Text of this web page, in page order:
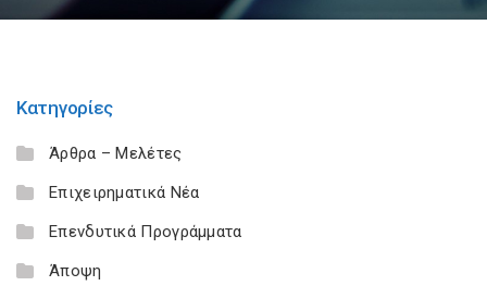
Κατηγορίες
Άρθρα – Μελέτες
Επιχειρηματικά Νέα
Επενδυτικά Προγράμματα
Άποψη